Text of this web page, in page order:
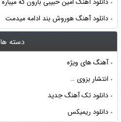
دانلود آهنگ هوروش بند ادامه میدمت
دسته ها
آهنگ های ویژه
انتشار بزوی …
دانلود تک آهنگ جدید
دانلود ریمیکس